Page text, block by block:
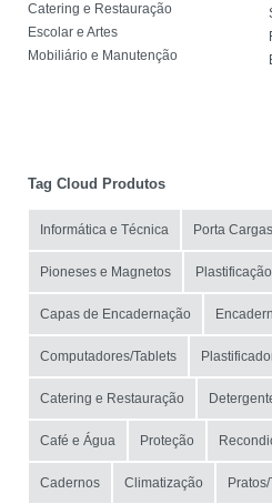
Catering e Restauração
Escolar e Artes
Mobiliário e Manutenção
Tag Cloud Produtos
Informática e Técnica Porta Cargas
Pioneses e Magnetos Plastificação
Capas de Encadernação
Computadores/Tablets
Catering e Restauração
Café e Água Proteção
Cadernos Climatização